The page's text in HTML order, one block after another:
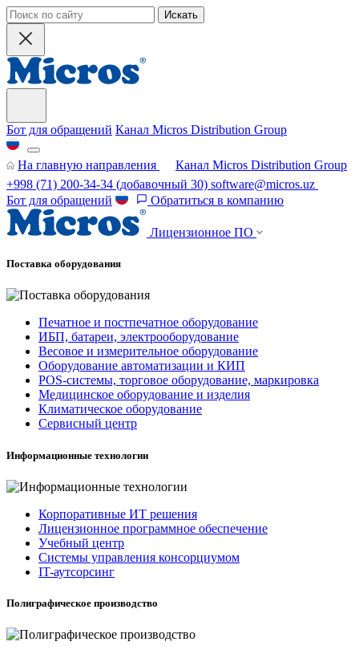
Искать
Бот для обращений Канал Micros Distribution Group
На главную направления
Канал Micros Distribution Group
+998 (71) 200-34-34 (добавочный 30) software@micros.uz
Бот для обращений
Обратиться в компанию
Лицензионное ПО
Поставка оборудования
Печатное и постпечатное оборудование
ИБП, батареи, электрооборудование
Весовое и измерительное оборудование
Оборудование автоматизации и КИП
POS-системы, торговое оборудование, маркировка
Медицинское оборудование и изделия
Климатическое оборудование
Сервисный центр
Информационные технологии
Корпоративные ИТ решения
Лицензионное программное обеспечение
Учебный центр
Системы управления консорциумом
IT-аутсорсинг
Полиграфическое производство